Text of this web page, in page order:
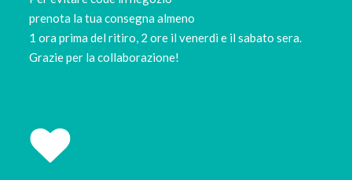
prenota la tua consegna almeno
1 ora prima del ritiro, 2 ore il venerdì e il sabato sera.
Grazie per la collaborazione!